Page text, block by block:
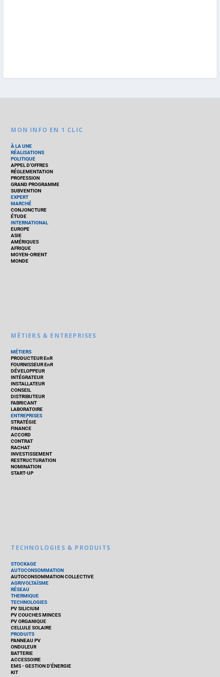
MON INFO EN 1 CLIC
À LA UNE
RÉALISATIONS
POLITIQUE
APPEL D’OFFRES
RÉGLEMENTATION
PROFESSION
GRAND PROGRAMME
SUBVENTION
EXPERT
MARCHÉ
CONJONCTURE
ÉTUDE
INTERNATIONAL
EUROPE
ASIE
AMÉRIQUES
AFRIQUE
MOYEN-ORIENT
MONDE
MÉTIERS & ENTREPRISES
MÉTIERS
PRODUCTEUR EnR
FOURNISSEUR EnR
DÉVELOPPEUR
INTÉGRATEUR
INSTALLATEUR
CONSEIL
DISTRIBUTEUR
FABRICANT
LABORATOIRE
ENTREPRISES
STRATÉGIE
FINANCE
ACCORD
CONTRAT
RACHAT
INVESTISSEMENT
RESTRUCTURATION
NOMINATION
START-UP
TECHNOLOGIES & PRODUITS
STOCKAGE
AUTOCONSOMMATION
AUTOCONSOMMATION COLLECTIVE
AGRIVOLTAÏSME
RÉSEAU
THERMIQUE
TECHNOLOGIES
PV SILICIUM
PV COUCHES MINCES
PV ORGANIQUE
CELLULE SOLAIRE
PRODUITS
PANNEAU PV
ONDULEUR
BATTERIE
ACCESSOIRE
EMS - GESTION D'ÉNERGIE
KIT